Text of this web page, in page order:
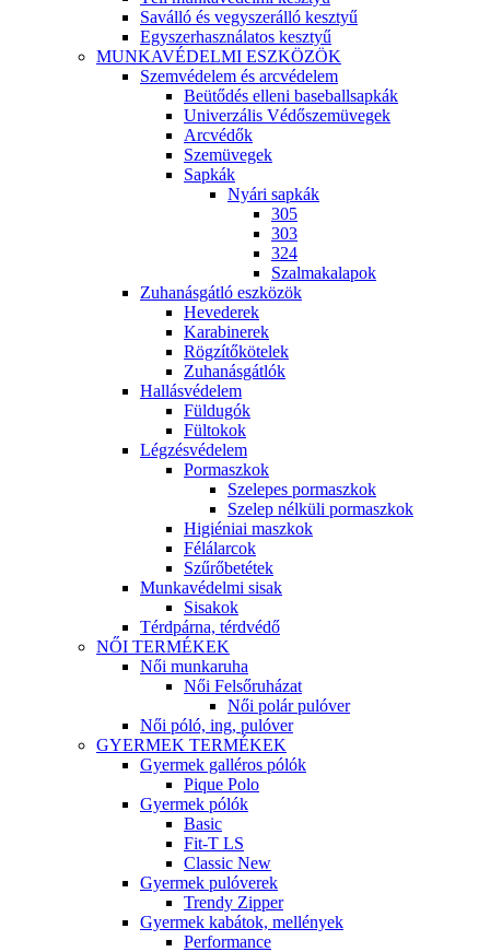
Saválló és vegyszerálló kesztyű
Egyszerhasználatos kesztyű
MUNKAVÉDELMI ESZKÖZÖK
Szemvédelem és arcvédelem
Beütődés elleni baseballsapkák
Univerzális Védőszemüvegek
Arcvédők
Szemüvegek
Sapkák
Nyári sapkák
305
303
324
Szalmakalapok
Zuhanásgátló eszközök
Hevederek
Karabinerek
Rögzítőkötelek
Zuhanásgátlók
Hallásvédelem
Füldugók
Fültokok
Légzésvédelem
Pormaszkok
Szelepes pormaszkok
Szelep nélküli pormaszkok
Higiéniai maszkok
Félálarcok
Szűrőbetétek
Munkavédelmi sisak
Sisakok
Térdpárna, térdvédő
NŐI TERMÉKEK
Női munkaruha
Női Felsőruházat
Női polár pulóver
Női póló, ing, pulóver
GYERMEK TERMÉKEK
Gyermek galléros pólók
Pique Polo
Gyermek pólók
Basic
Fit-T LS
Classic New
Gyermek pulóverek
Trendy Zipper
Gyermek kabátok, mellények
Performance